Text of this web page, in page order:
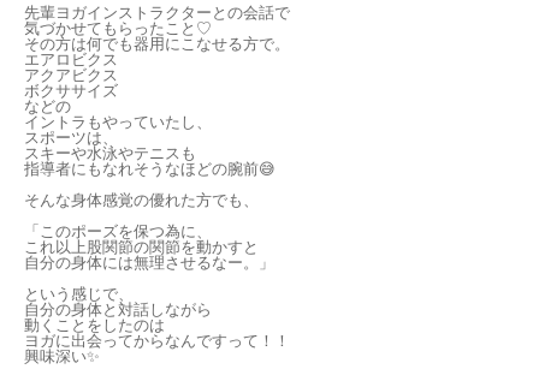
先輩ヨガインストラクターとの会話で
気づかせてもらったこと♡
その方は何でも器用にこなせる方で。
エアロビクス
アクアビクス
ボクササイズ
などの
イントラもやっていたし、
スポーツは、
スキーや水泳やテニスも
指導者にもなれそうなほどの腕前😅
そんな身体感覚の優れた方でも、
「このポーズを保つ為に、
これ以上股関節の関節を動かすと
自分の身体には無理させるなー。」
という感じで、
自分の身体と対話しながら
動くことをしたのは
ヨガに出会ってからなんですって！！
興味深い✨️
お問い合わせ